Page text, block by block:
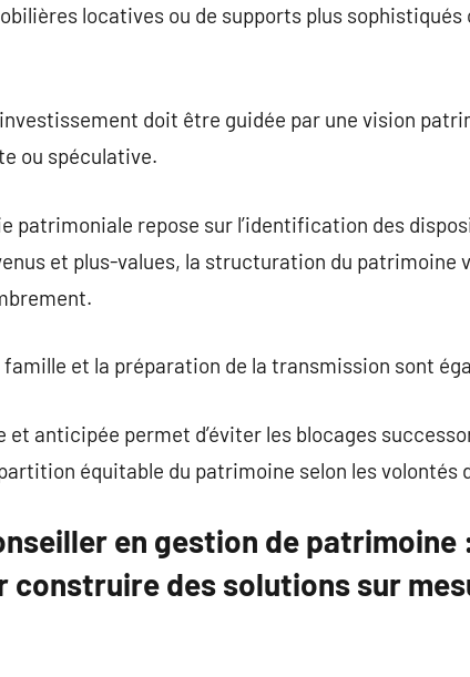
locatives ou de supports plus sophistiqués
doit être guidée par une vision
ou spéculative.
patrimoniale repose sur l’identification des
et plus-values, la structuration du patrimoine
et la préparation de la transmission sont
et anticipée permet d’éviter les blocages
équitable du patrimoine selon les volontés
en gestion de patrimoine
construire des solutions sur